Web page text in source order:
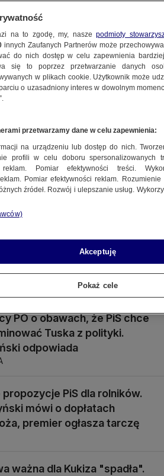
wwozu i tranzytu ukraińskiego
Minister rozwiewa wątpliwości
skup zboża może
miliardy. Ekspert: czy rząd
wyłożyć te środki?
zakaz importu towarów
Jest lista
PO o obawach, że PiS chce
Tuska z polityki.
odpowiada
propozycje PiS dla rolników.
mówi o dopłatach
premier ogłasza tarczę
ważna dla Kukiza "spadła".
na to zgodę, my, naszepodmioty
innych Zaufanych Partnerów może
do nich dostęp w celu zapewnienia
się to poprzez przetwarzanie danych
w plikach cookie. Użytkownik może
o uzasadniony interes w dowolnym
przetwarzamy dane w celu zapewnienia:
na urządzeniu lub dostęp do nich.
profili w celu doboru spersonalizowanych
reklam. Pomiar efektywności treści.
Pomiar efektywności reklam.
źródeł. Rozwój i ulepszanie usług.
Akceptuję
Pokaż cele